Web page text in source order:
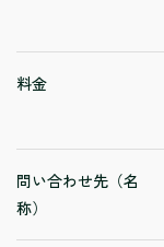
料金
問い合わせ先（名
称）